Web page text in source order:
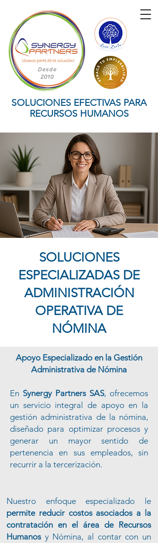
SOLUCIONES EFECTIVAS PARA
RECURSOS HUMANOS
Desde
2010
SOLUCIONES
ESPECIALIZADAS DE
ADMINISTRACIÓN
OPERATIVA DE
NÓMINA
Apoyo Especializado en la Gestión
Administrativa de Nómina
En Synergy Partners SAS, ofrecemos
un servicio integral de apoyo en la
gestión administrativa de la nómina,
diseñado para optimizar procesos y
generar un mayor sentido de
pertenencia en sus empleados, sin
recurrir a la tercerización.
Nuestro enfoque especializado le
permite reducir costos asociados a la
contratación en el área de Recursos
Humanos y Nómina, al contar con un